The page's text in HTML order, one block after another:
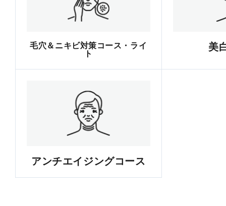
毛穴＆ニキビ対策コース・ライ
ト
美
アンチエイジングコース